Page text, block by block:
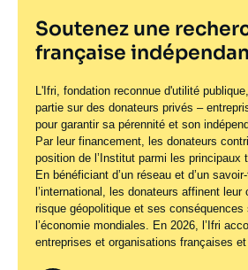
Soutenez une
française
L'Ifri, fondation reconnue d'utilité
partie sur des donateurs privés –
pour garantir sa pérennité et son
Par leur financement, les donateurs
position de l’Institut parmi les principaux
En bénéficiant d’un réseau et d’un
l’international, les donateurs affinent leur
risque géopolitique et ses conséquences
l’économie mondiales. En 2026, l’Ifri
entreprises et organisations françaises